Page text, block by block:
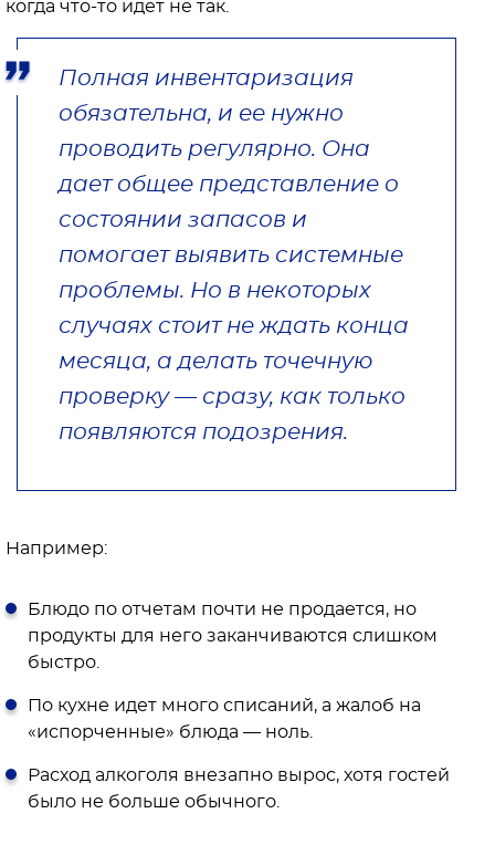
когда что-то идет не так.
Полная инвентаризация
обязательна, и ее нужно
проводить регулярно. Она
дает общее представление о
состоянии запасов и
помогает выявить системные
проблемы. Но в некоторых
случаях стоит не ждать конца
месяца, а делать точечную
проверку — сразу, как только
появляются подозрения.
Например:
Блюдо по отчетам почти не продается, но
продукты для него заканчиваются слишком
быстро.
По кухне идет много списаний, а жалоб на
«испорченные» блюда — ноль.
Расход алкоголя внезапно вырос, хотя гостей
было не больше обычного.